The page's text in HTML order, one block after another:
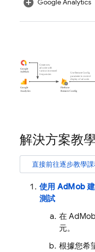
解決方案教
直接前往逐步教學
使用AdMob
測試
在 AdMob
元。
根據您希